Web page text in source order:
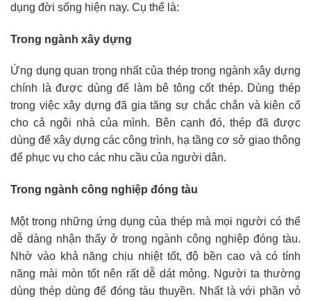
dụng đời sống hiện nay. Cụ thể là:
Trong ngành xây dựng
Ứng dụng quan trọng nhất của thép trong ngành xây dựng
chính là được dùng để làm bê tông cốt thép. Dùng thép
trong việc xây dựng đã gia tăng sự chắc chắn và kiên cố
cho cả ngôi nhà của mình. Bên cạnh đó, thép đã được
dùng để xây dựng các công trình, hạ tầng cơ sở giao thông
để phục vụ cho các nhu cầu của người dân.
Trong ngành công nghiệp đóng tàu
Một trong những ứng dụng của thép mà mọi người có thể
dễ dàng nhận thấy ở trong ngành công nghiệp đóng tàu.
Nhờ vào khả năng chịu nhiệt tốt, độ bền cao và có tính
năng mài mòn tốt nên rất dễ dát mỏng. Người ta thường
dùng thép dùng để đóng tàu thuyền. Nhất là với phần vỏ